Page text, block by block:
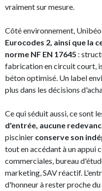
vraiment sur mesure.
Côté environnement,
Eurocodes 2, ainsi que la
norme NF EN 17645 :
fabrication en circuit court,
béton optimisé. Un label
plus dans les décisions
Ce qui séduit aussi, ce sont
d'entrée, aucune
piscinier conserve son
tout en accédant à un appui
commerciales, bureau
marketing, SAV réactif.
d'honneur à rester proche